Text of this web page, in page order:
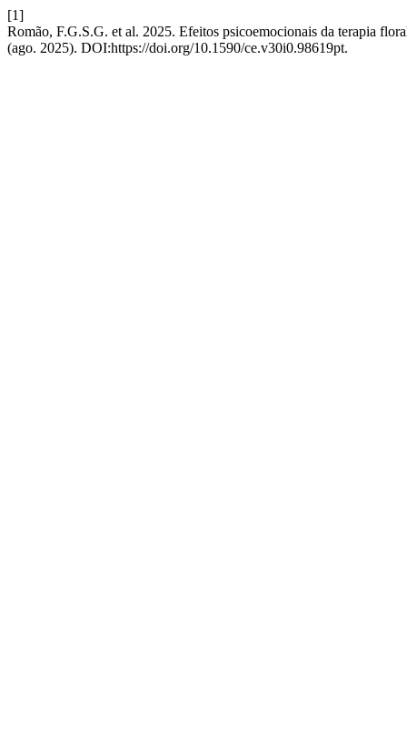
[1]
Romão, F.G.S.G. et al. 2025. Efeitos psicoemocionais da terapia
(ago. 2025). DOI:https://doi.org/10.1590/ce.v30i0.98619pt.